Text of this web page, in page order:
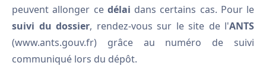
peuvent allonger ce délai dans certains cas. Pour le
suivi du dossier, rendez-vous sur le site de l'ANTS
(www.ants.gouv.fr) grâce au numéro de suivi
communiqué lors du dépôt.